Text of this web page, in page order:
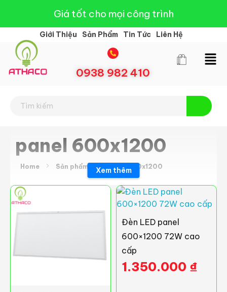
Giá tốt cho mọi công trình
Giới Thiệu Sản Phẩm Tin Tức Liên Hệ
0938 982 410
panel 600x1200
Home Sản phẩm panel 600x1200
Xem thêm
Đèn LED panel
600×1200 72W cao
cấp
1.350.000 ₫